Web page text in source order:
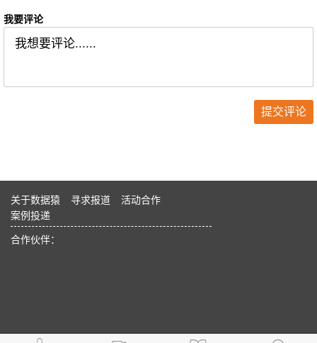
我要评论
关于数据猿 寻求报道
活动合作
案例投递
合作伙伴：